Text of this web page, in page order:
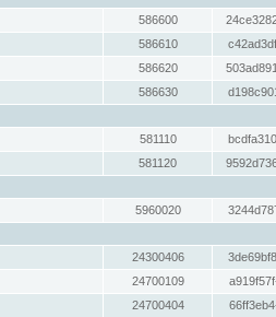
586600
586610
586620
586630
581110
581120
5960020
24300406
24700109
24700404